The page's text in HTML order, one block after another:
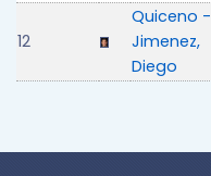
12
Quiceno -
Jimenez,
Diego